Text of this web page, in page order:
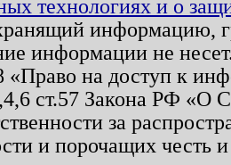
технологиях и о
информацию,
информации не
«Право на доступ к
ст.57 Закона РФ «О
за
и порочащих честь